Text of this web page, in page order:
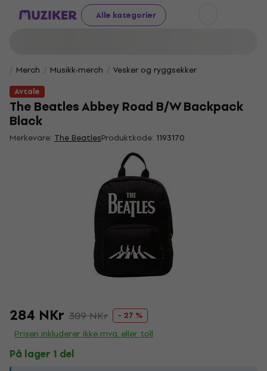
Alle kategorier
Merch Musikk-merch
Vesker og ryggsekker
Avtale
The Beatles Abbey Road B/W Backpack
Black
Merkevare: The BeatlesProduktkode: 1193170
284 NKr 389 NKr - 27 %
Prisen inkluderer ikke mva. eller toll
På lager 1 del